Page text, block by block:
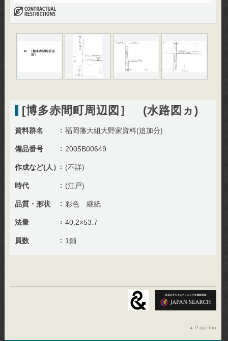
[博多赤間町周辺図］ (水路図ヵ)
資料群名 福岡藩大組大野家資料(追加分)
備品番号 2005B00649
作成など(人） (不詳)
時代 (江戸)
品質・形状 彩色 継紙
法量 40.2×53.7
員数 1鋪
PageTop